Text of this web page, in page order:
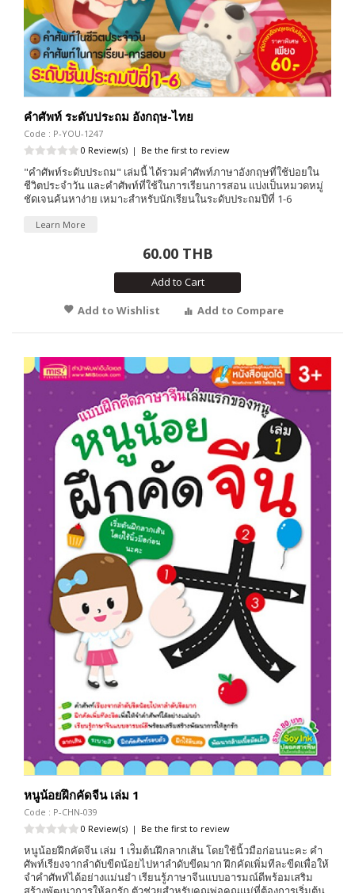
คำศัพท์ ระดับประถม อังกฤษ-ไทย
Code : P-YOU-1247
0 Review(s) | Be the first to review
"คำศัพท์ระดับประถม" เล่มนี้ ได้รวมคำศัพท์ภาษาอังกฤษที่ใช้บ่อยใน
ชีวิตประจำวัน และคำศัพท์ที่ใช้ในการเรียนการสอน แบ่งเป็นหมวดหมู่
ชัดเจนค้นหาง่าย เหมาะสำหรับนักเรียนในระดับประถมปีที่ 1-6
Learn More
60.00 THB
Add to Cart
Add to Wishlist
Add to Compare
หนูน้อยฝึกคัดจีน เล่ม 1
Code : P-CHN-039
0 Review(s) | Be the first to review
หนูน้อยฝึกคัดจีน เล่ม 1 เร่ิมต้นฝึกลากเส้น โดยใช้นิ้วมือก่อนนะคะ คำ
ศัพท์เรียงจากลำดับขีดน้อยไปหาลำดับขีดมาก ฝึกคัดเพิ่มทีละขีดเพื่อให้
จำคำศัพท์ได้อย่างแม่นยำ เรียนรู้ภาษาจีนแบบอารมณ์ดีพร้อมเสริม